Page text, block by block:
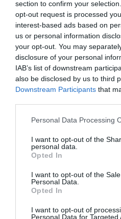
section to confirm your
opt-out request is processed
interest-based ads based on
us or personal information
your opt-out. You may
disclosure of your personal
IAB’s list of downstream
also be disclosed by us to third
Downstream Participants that
Please note that this website/
not limited to your visit or usage
grant or deny consent to
use your data for below
consent section.
Personal Data Processing
I want to opt-out of the
personal data.
Opted In
I want to opt-out of the
Personal Data.
Opted In
I want to opt-out of
Personal Data for Targeted